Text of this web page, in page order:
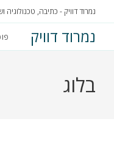
to
content
נמרוד דוויק - כתיבה, טכנולוגיה
נמרוד דוויק
בלוג